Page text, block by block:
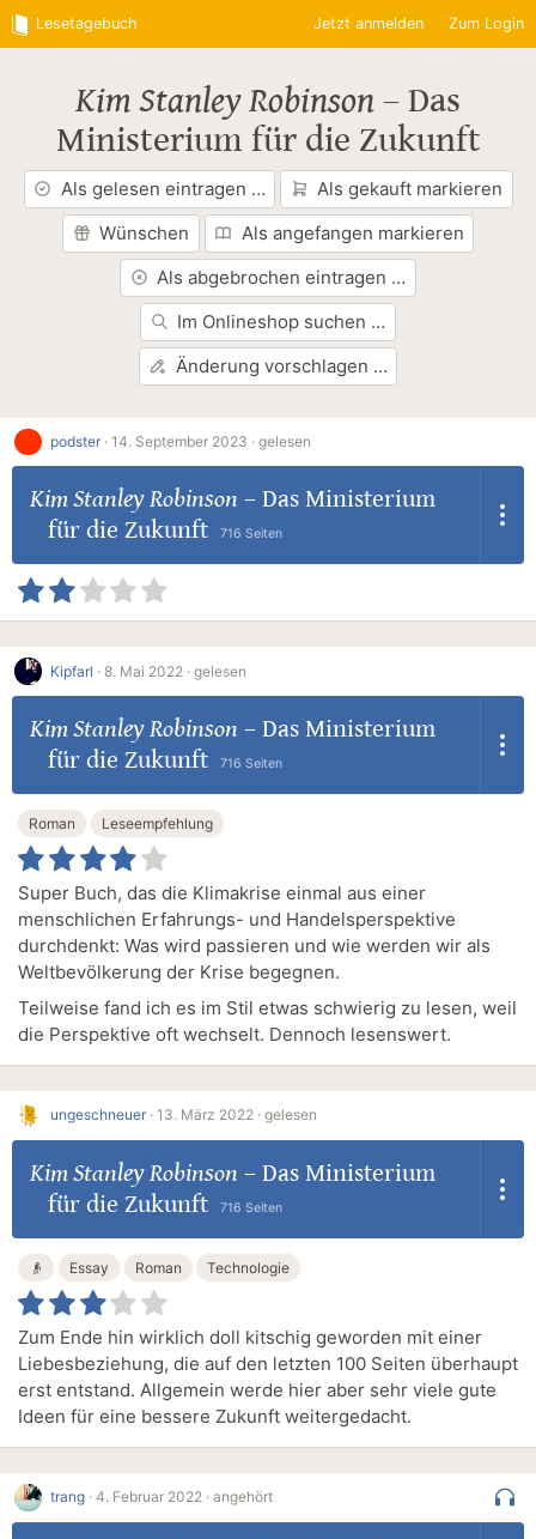
Lesetagebuch Jetzt anmelden Zum Login
Kim Stanley Robinson – Das
Ministerium für die Zukunft
Als gelesen eintragen …
Als gekauft markieren
Wünschen
Als angefangen markieren
Als abgebrochen eintragen …
Im Onlineshop suchen …
Änderung vorschlagen …
podster · 14. September 2023 · gelesen
Kim Stanley Robinson – Das Ministerium
für die Zukunft
716 Seiten
Kipfarl · 8. Mai 2022 · gelesen
Kim Stanley Robinson – Das Ministerium
für die Zukunft
716 Seiten
Roman Leseempfehlung
Super Buch, das die Klimakrise einmal aus einer
menschlichen Erfahrungs- und Handelsperspektive
durchdenkt: Was wird passieren und wie werden wir als
Weltbevölkerung der Krise begegnen.
Teilweise fand ich es im Stil etwas schwierig zu lesen, weil
die Perspektive oft wechselt. Dennoch lesenswert.
ungeschneuer · 13. März 2022 · gelesen
Kim Stanley Robinson – Das Ministerium
für die Zukunft
716 Seiten
👴 Essay Roman Technologie
Zum Ende hin wirklich doll kitschig geworden mit einer
Liebesbeziehung, die auf den letzten 100 Seiten überhaupt
erst entstand. Allgemein werde hier aber sehr viele gute
Ideen für eine bessere Zukunft weitergedacht.
trang · 4. Februar 2022 · angehört